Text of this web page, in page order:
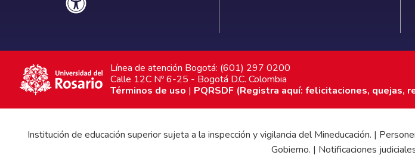
Línea de atención Bogotá: (601) 297 0200
Calle 12C Nº 6-25 - Bogotá D.C. Colombia
Términos de uso | PQRSDF (Registra aquí: felicitaciones, quejas,
Institución de educación superior sujeta a la inspección y vigilancia del Mineducación. |
Gobierno. | Notificaciones